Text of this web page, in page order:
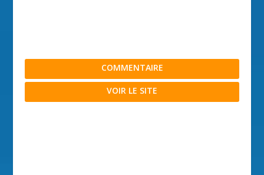
COMMENTAIRE
VOIR LE SITE